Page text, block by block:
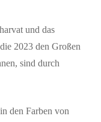
und das
2023 den Großen
sind durch
den Farben von